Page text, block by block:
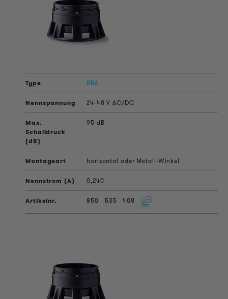
RBA
24-48 V AC/DC
95 dB
horizontal oder Metall-Winkel
0,240
850 535 408